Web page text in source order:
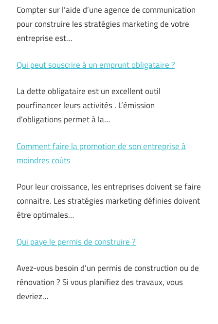
Compter sur l’aide d’une agence de communication
pour construire les stratégies marketing de votre
entreprise est…
Qui peut souscrire à un emprunt obligataire ?
La dette obligataire est un excellent outil
pourfinancer leurs activités . L’émission
d’obligations permet à la…
Comment faire la promotion de son entreprise à
moindres coûts
Pour leur croissance, les entreprises doivent se faire
connaitre. Les stratégies marketing définies doivent
être optimales…
Qui paye le permis de construire ?
Avez-vous besoin d’un permis de construction ou de
rénovation ? Si vous planifiez des travaux, vous
devriez…